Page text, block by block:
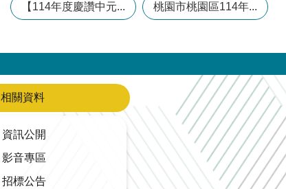
【114年度慶讚中元... 桃園市桃園區114年...
相關資料
資訊公開
影音專區
招標公告